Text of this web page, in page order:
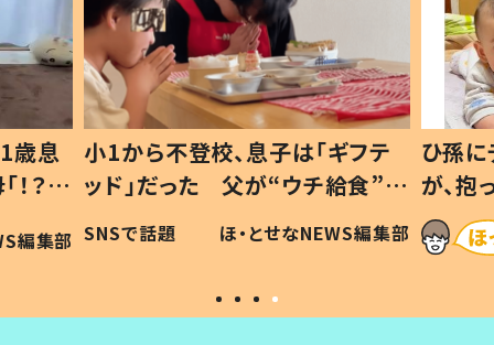
歳息
？」
編集部
小1から不登校、息子は「ギフテ
ッド」だった 父が“ウチ給食”を
作り続ける理由とは #令和の親
#令和の子
SNSで話題 ほ・とせなNEWS編集部
ひ孫
が、
「涙が
い」